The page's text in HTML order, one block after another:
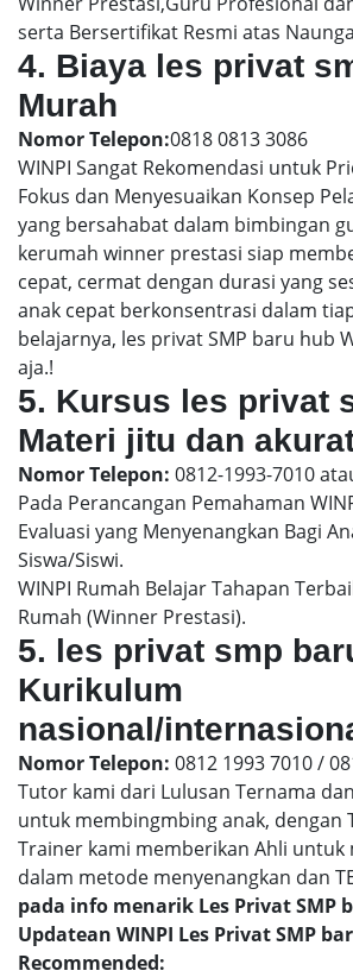
serta Bersertifikat Resmi atas
4. Biaya les privat
Murah
Nomor Telepon:0818 0813 3086
WINPI Sangat Rekomendasi untuk
Fokus dan Menyesuaikan Konsep
yang bersahabat dalam bimbingan
kerumah winner prestasi siap
cepat, cermat dengan durasi yang
anak cepat berkonsentrasi dalam
belajarnya, les privat SMP baru hub
aja.!
5. Kursus les privat
Materi jitu dan
Nomor Telepon: 0812-1993-7010
Pada Perancangan Pemahaman
Evaluasi yang Menyenangkan Bagi
Siswa/Siswi.
WINPI Rumah Belajar Tahapan
Rumah (Winner Prestasi).
5. les privat smp
Kurikulum
nasional/
Nomor Telepon: 0812 1993 7010 /
Tutor kami dari Lulusan Ternama
untuk membingmbing anak, dengan
Trainer kami memberikan Ahli untuk
dalam metode menyenangkan dan
pada info menarik Les Privat SMP
Updatean WINPI Les Privat SMP
Recommended: